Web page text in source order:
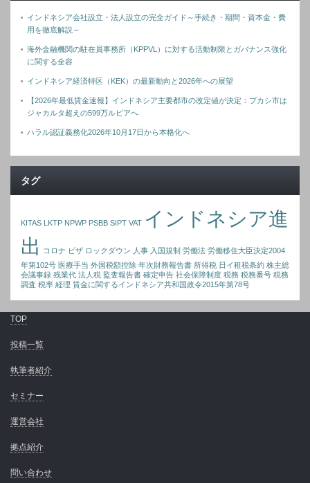
インドネシア会社設立・法人設立の完全ガイド～手続き・期間・資本金・費
用を徹底解説～
海外金融機関の駐在員事務所（KPPVL）に対する活動制限とガバナンス強化
に関する全容
インドネシア経済特区（KEK）の最新動向と2026年への展望
【2026年最低賃金速報】インドネシア主要都市の改定値が決定：ブカシ市は
ジャカルタ超えの599万ルピアへ
ハラル認証義務化2026年10月17日から本格化へ
タグ
KITAS LKTP NPWP PSBB SIPT VAT インドネシア進
出
コロナ ビザ ロックダウン 人事 入国規制 労働法 労働移住大臣決定2004
年第102号 医療手当 外国税額控除 年次財務報告書 所得税 日イ租税条約 株主総
会議事録 残業代 法人税 監査報告書 確定申告 社会保障制度 税務 税務番号 税務
調査 税率 経理 賃金に関するインドネシア共和国政令2015年第78号
TOP
投稿一覧
執筆者紹介
セミナー
運営会社
拠点紹介
問い合わせ